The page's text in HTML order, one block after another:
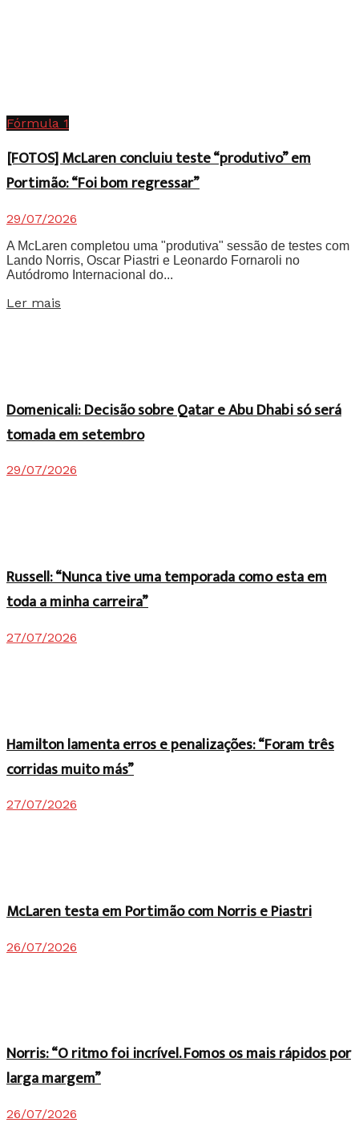
Fórmula 1
[FOTOS] McLaren concluiu teste “produtivo” em
Portimão: “Foi bom regressar”
29/07/2026
A McLaren completou uma "produtiva" sessão de testes com
Lando Norris, Oscar Piastri e Leonardo Fornaroli no
Autódromo Internacional do...
Ler mais
Domenicali: Decisão sobre Qatar e Abu Dhabi só será
tomada em setembro
29/07/2026
Russell: “Nunca tive uma temporada como esta em
toda a minha carreira”
27/07/2026
Hamilton lamenta erros e penalizações: “Foram três
corridas muito más”
27/07/2026
McLaren testa em Portimão com Norris e Piastri
26/07/2026
Norris: “O ritmo foi incrível. Fomos os mais rápidos por
larga margem”
26/07/2026